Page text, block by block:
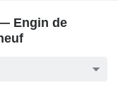
Engin de